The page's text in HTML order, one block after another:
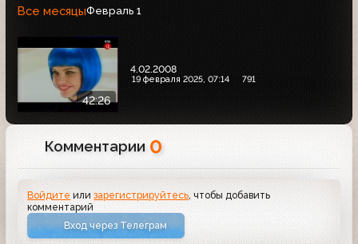
Все месяцыФевраль 1
42:26
4.02.2008
19 февраля 2025, 07:14 791
Комментарии 0
Войдите илизарегистрируйтесь , чтобы добавить
комментарий
Вход через Телеграм